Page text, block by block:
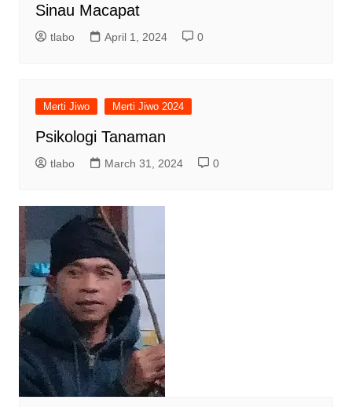
Sinau Macapat
tlabo April 1, 2024 0
Merti Jiwo Merti Jiwo 2024
Psikologi Tanaman
tlabo March 31, 2024 0